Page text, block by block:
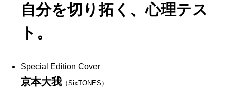
自分を切り拓く、心理テス
ト。
Special Edition Cover
京本大我 （SixTONES）